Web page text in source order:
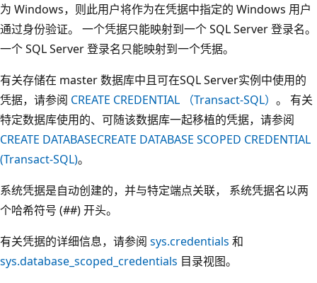
为 Windows，则此用户将作为在凭据中指定的 Windows 用户
通过身份验证。 一个凭据只能映射到一个 SQL Server 登录名。
一个 SQL Server 登录名只能映射到一个凭据。
有关存储在 master 数据库中且可在SQL Server实例中使用的
凭据，请参阅 CREATE CREDENTIAL （Transact-SQL） 。 有关
特定数据库使用的、可随该数据库一起移植的凭据，请参阅
CREATE DATABASECREATE DATABASE SCOPED CREDENTIAL
(Transact-SQL)。
系统凭据是自动创建的，并与特定端点关联， 系统凭据名以两
个哈希符号 (##) 开头。
有关凭据的详细信息，请参阅 sys.credentials 和
sys.database_scoped_credentials 目录视图。